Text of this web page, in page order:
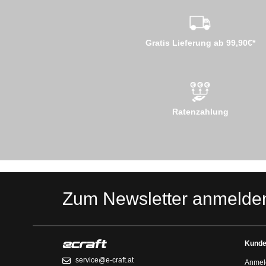
Gratis Lieferung ab 99,90€*
Ratenzahlung
Zum Newsletter
service@e-craft.at